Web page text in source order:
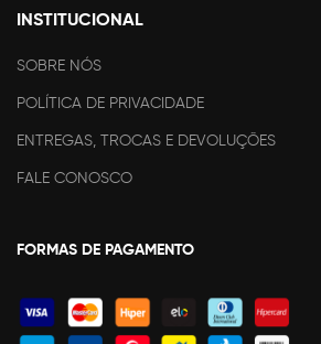
INSTITUCIONAL
SOBRE NÓS
POLÍTICA DE PRIVACIDADE
ENTREGAS, TROCAS E DEVOLUÇÕES
FALE CONOSCO
FORMAS DE PAGAMENTO